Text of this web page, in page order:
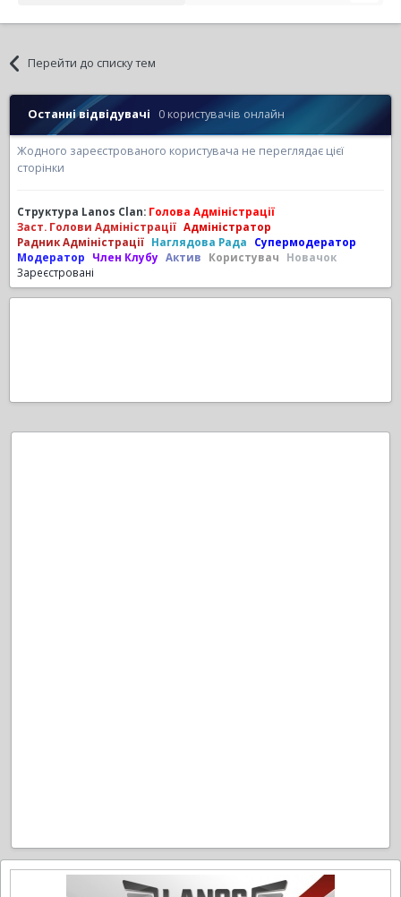
Перейти до списку тем
Останні відвідувачі 0 користувачів онлайн
Жодного зареєстрованого користувача не переглядає цієї
сторінки
Структура Lanos Clan: Голова Адміністрації
Заст. Голови Адміністрації Адміністратор
Радник Адміністрації Наглядова Рада
Супермодератор
Модератор
Член Клубу Актив Користувач
Новачок
Зареєстровані